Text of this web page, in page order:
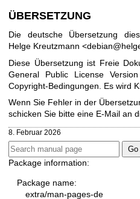
ÜBERSETZUNG
Die deutsche Übersetzung
Helge Kreutzmann
Diese Übersetzung ist Freie
General Public License
Copyright-Bedingungen. Es wird
Wenn Sie Fehler in der
schicken Sie bitte eine E-Mail an
8. Februar 2026
Package information:
Package name:
extra/man-pages-de